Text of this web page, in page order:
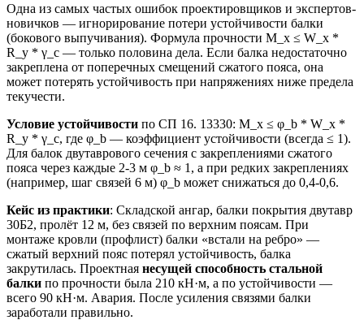
Одна из самых частых ошибок проектировщиков и экспертов-
новичков — игнорирование потери устойчивости балки
(бокового выпучивания). Формула прочности M_x ≤ W_x *
R_y * γ_c — только половина дела. Если балка недостаточно
закреплена от поперечных смещений сжатого пояса, она
может потерять устойчивость при напряжениях ниже предела
текучести.
Условие устойчивости по СП 16. 13330: M_x ≤ φ_b * W_x *
R_y * γ_c, где φ_b — коэффициент устойчивости (всегда ≤ 1).
Для балок двутаврового сечения с закреплениями сжатого
пояса через каждые 2-3 м φ_b ≈ 1, а при редких закреплениях
(например, шаг связей 6 м) φ_b может снижаться до 0,4-0,6.
Кейс из практики: Складской ангар, балки покрытия двутавр
30Б2, пролёт 12 м, без связей по верхним поясам. При
монтаже кровли (профлист) балки «встали на ребро» —
сжатый верхний пояс потерял устойчивость, балка
закрутилась. Проектная несущей способность стальной
балки по прочности была 210 кН·м, а по устойчивости —
всего 90 кН·м. Авария. После усиления связями балки
заработали правильно.